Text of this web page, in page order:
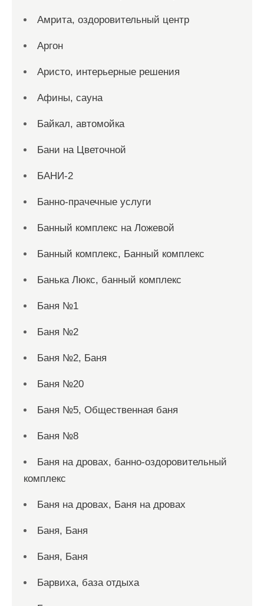
Амрита, оздоровительный центр
Аргон
Аристо, интерьерные решения
Афины, сауна
Байкал, автомойка
Бани на Цветочной
БАНИ-2
Банно-прачечные услуги
Банный комплекс на Ложевой
Банный комплекс, Банный комплекс
Банька Люкс, банный комплекс
Баня №1
Баня №2
Баня №2, Баня
Баня №20
Баня №5, Общественная баня
Баня №8
Баня на дровах, банно-оздоровительный
комплекс
Баня на дровах, Баня на дровах
Баня, Баня
Баня, Баня
Барвиха, база отдыха